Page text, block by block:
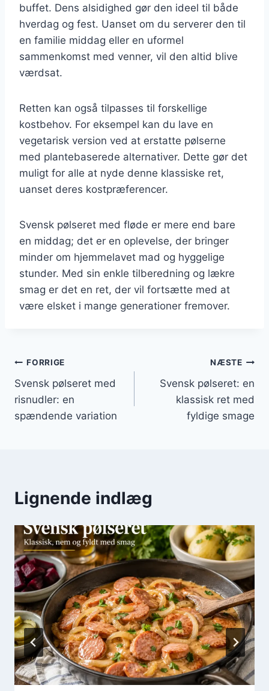
buffet. Dens alsidighed gør den ideel til både
hverdag og fest. Uanset om du serverer den til
en familie middag eller en uformel
sammenkomst med venner, vil den altid blive
værdsat.
Retten kan også tilpasses til forskellige
kostbehov. For eksempel kan du lave en
vegetarisk version ved at erstatte pølserne
med plantebaserede alternativer. Dette gør det
muligt for alle at nyde denne klassiske ret,
uanset deres kostpræferencer.
Svensk pølseret med fløde er mere end bare
en middag; det er en oplevelse, der bringer
minder om hjemmelavet mad og hyggelige
stunder. Med sin enkle tilberedning og lækre
smag er det en ret, der vil fortsætte med at
være elsket i mange generationer fremover.
Indlægsnavigation
FORRIGE
Svensk pølseret med
risnudler: en
spændende variation
NÆSTE
Svensk pølseret: en
klassisk ret med
fyldige smage
Lignende indlæg